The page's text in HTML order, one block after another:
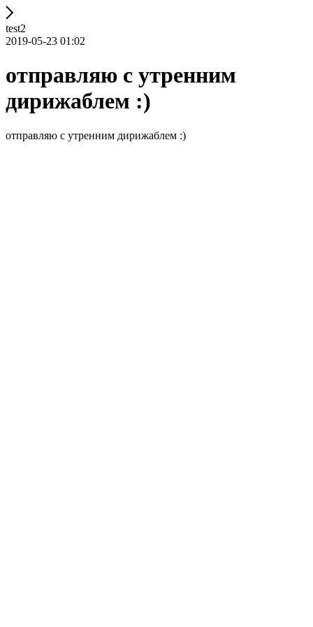
test2
2019-05-23 01:02
отправляю с утренним
дирижаблем :)
отправляю с утренним дирижаблем :)